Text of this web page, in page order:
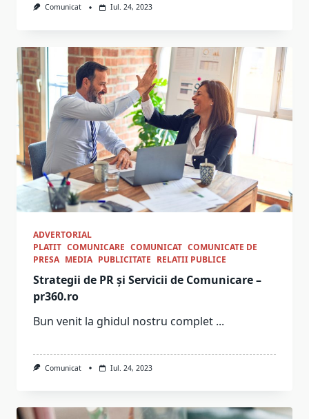
Comunicat Iul. 24, 2023
ADVERTORIAL
PLATIT COMUNICARE COMUNICAT COMUNICATE DE
PRESA MEDIA PUBLICITATE RELATII PUBLICE
Strategii de PR și Servicii de Comunicare –
pr360.ro
Bun venit la ghidul nostru complet ...
Comunicat Iul. 24, 2023